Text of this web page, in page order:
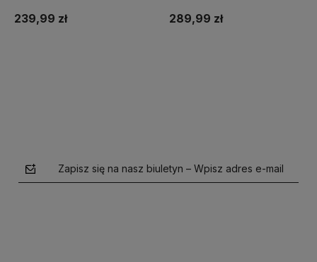
239,99 zł 289,99 zł
Zapisz się na nasz biuletyn – Wpisz adres e-mail